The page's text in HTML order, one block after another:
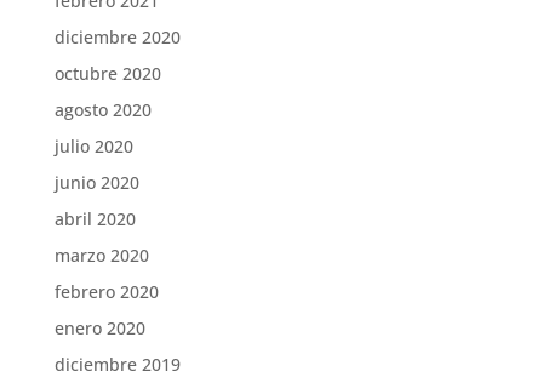
diciembre 2020
octubre 2020
agosto 2020
julio 2020
junio 2020
abril 2020
marzo 2020
febrero 2020
enero 2020
diciembre 2019